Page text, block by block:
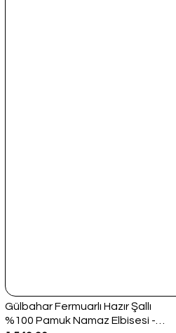
Gülbahar Fermuarlı Hazır Şallı
%100 Pamuk Namaz Elbisesi -